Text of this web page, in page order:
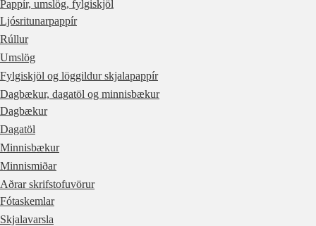
Pappír, umslög, fylgiskjöl
Ljósritunarpappír
Rúllur
Umslög
Fylgiskjöl og löggildur skjalapappír
Dagbækur, dagatöl og minnisbækur
Dagbækur
Dagatöl
Minnisbækur
Minnismiðar
Aðrar skrifstofuvörur
Fótaskemlar
Skjalavarsla